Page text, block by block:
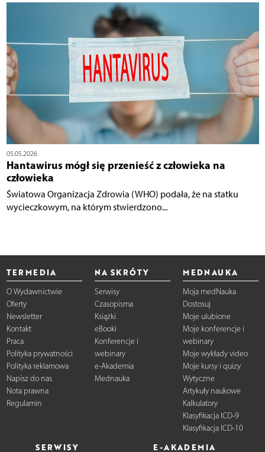
05.05.2026
Hantawirus mógł się przenieść z człowieka na
człowieka
Światowa Organizacja Zdrowia (WHO) podała, że na statku
wycieczkowym, na którym stwierdzono...
TERMEDIA
O Wydawnictwie
Oferty
Newsletter
Kontakt
Praca
Polityka prywatności
Polityka reklamowa
Napisz do nas
Nota prawna
Regulamin
NA SKRÓTY
Serwisy
Czasopisma
Książki
eBooki
Konferencje i
webinary
e-Akademia
Mednauka
MEDNAUKA
Moja medNauka
Dostosuj
Moje ulubione
Moje konferencje i
webinary
Moje wykłady video
Moje kursy i quizy
Wytyczne
Artykuły naukowe
Kalkulatory
Klasyfikacja ICD-9
Klasyfikacja ICD-10
SERWISY E-AKADEMIA